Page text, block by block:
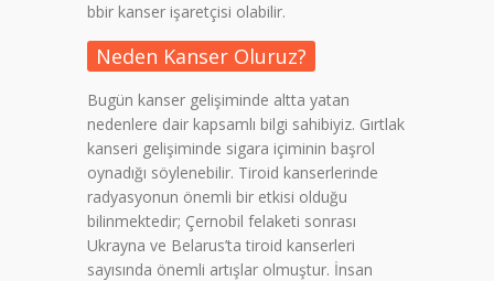
bbir kanser işaretçisi olabilir.
Neden Kanser Oluruz?
Bugün kanser gelişiminde altta yatan
nedenlere dair kapsamlı bilgi sahibiyiz. Gırtlak
kanseri gelişiminde sigara içiminin başrol
oynadığı söylenebilir. Tiroid kanserlerinde
radyasyonun önemli bir etkisi olduğu
bilinmektedir; Çernobil felaketi sonrası
Ukrayna ve Belarus’ta tiroid kanserleri
sayısında önemli artışlar olmuştur. İnsan